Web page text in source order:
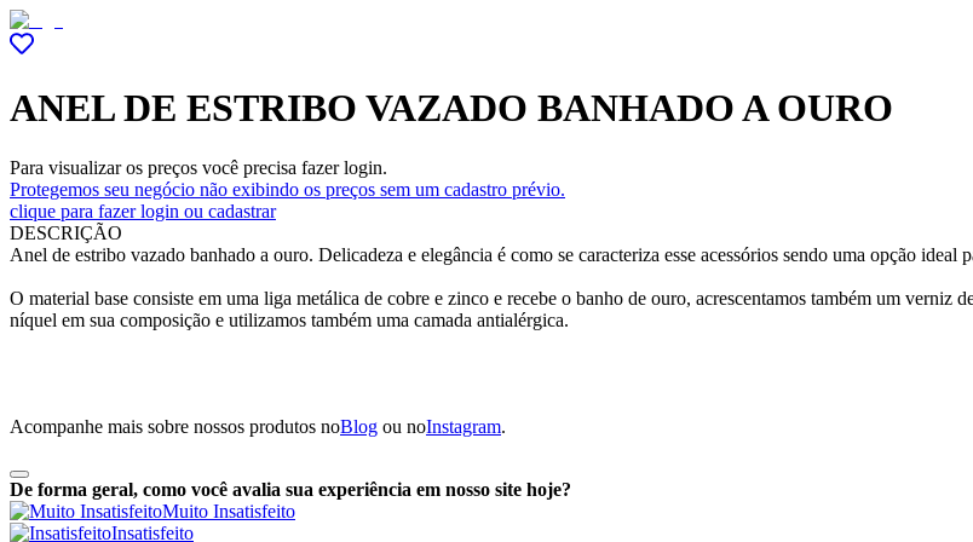
ANEL DE ESTRIBO VAZADO BANHADO A OURO
Para visualizar os preços você precisa fazer login.
Protegemos seu negócio não exibindo os preços sem um cadastro prévio.
clique para fazer login ou cadastrar
DESCRIÇÃO
Anel de estribo vazado banhado a ouro. Delicadeza e elegância é como se caracteriza esse acessórios sendo uma opção ideal
O material base consiste em uma liga metálica de cobre e zinco e recebe o banho de ouro, acrescentamos também um verniz
níquel em sua composição e utilizamos também uma camada antialérgica.
Acompanhe mais sobre nossos produtos noBlog ou noInstagram.
De forma geral, como você avalia sua experiência em nosso site hoje?
Muito Insatisfeito
Insatisfeito